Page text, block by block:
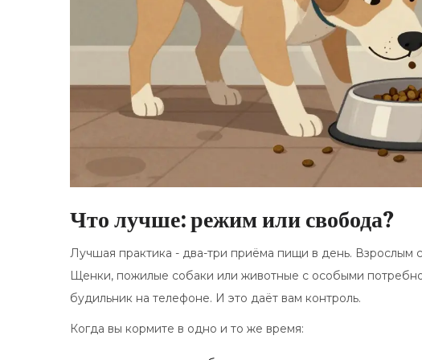
Что лучше: режим или свобода?
Лучшая практика - два-три приёма пищи в день. Взрослым
Щенки, пожилые собаки или животные с особыми
будильник на телефоне. И это даёт вам контроль.
Когда вы кормите в одно и то же время: